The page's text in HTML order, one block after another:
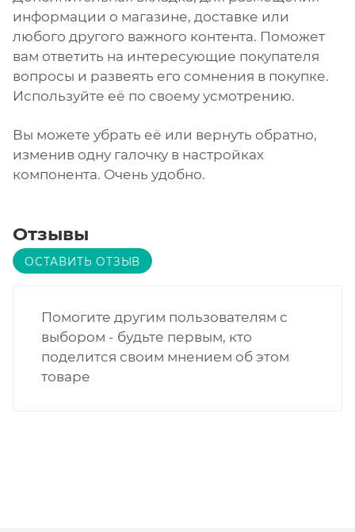
информации о магазине, доставке или
любого другого важного контента. Поможет
вам ответить на интересующие покупателя
вопросы и развеять его сомнения в покупке.
Используйте её по своему усмотрению.
Вы можете убрать её или вернуть обратно,
изменив одну галочку в настройках
компонента. Очень удобно.
Отзывы
ОСТАВИТЬ ОТЗЫВ
Помогите другим пользователям с
выбором - будьте первым, кто
поделится своим мнением об этом
товаре